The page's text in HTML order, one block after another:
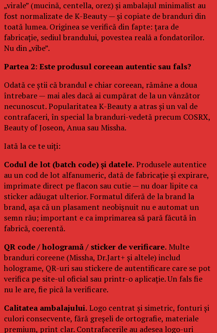
„virale” (mucină, centella, orez) și ambalajul minimalist au
fost normalizate de K-Beauty — și copiate de branduri din
toată lumea. Originea se verifică din fapte: țara de
fabricație, sediul brandului, povestea reală a fondatorilor.
Nu din „vibe”.
Partea 2: Este produsul coreean autentic sau fals?
Odată ce știi că brandul e chiar coreean, rămâne a doua
întrebare — mai ales dacă ai cumpărat de la un vânzător
necunoscut. Popularitatea K-Beauty a atras și un val de
contrafaceri, în special la branduri-vedetă precum COSRX,
Beauty of Joseon, Anua sau Missha.
Iată la ce te uiți:
Codul de lot (batch code) și datele.Produsele autentice
au un cod de lot alfanumeric, dată de fabricație și expirare,
imprimate direct pe flacon sau cutie — nu doar lipite ca
sticker adăugat ulterior. Formatul diferă de la brand la
brand, așa că un plasament neobișnuit nu e automat un
semn rău; important e ca imprimarea să pară făcută în
fabrică, coerentă.
QR code / hologramă / sticker de verificare.Multe
branduri coreene (Missha, Dr.Jart+ și altele) includ
holograme, QR-uri sau stickere de autentificare care se pot
verifica pe site-ul oficial sau printr-o aplicație. Un fals fie
nu le are, fie pică la verificare.
Calitatea ambalajului.Logo centrat și simetric, fonturi și
culori consecvente, fără greșeli de ortografie, materiale
premium, print clar. Contrafacerile au adesea logo-uri